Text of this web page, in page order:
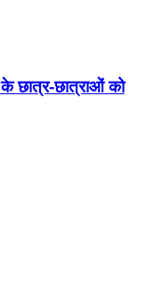
छात्र-छात्राओं को